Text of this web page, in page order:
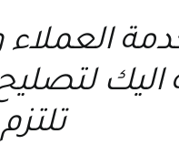
اليك